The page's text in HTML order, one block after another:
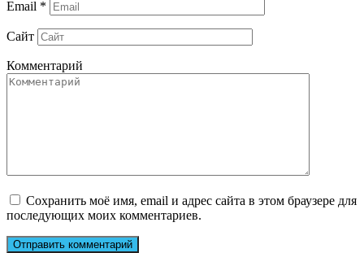
Email *
Сайт
Комментарий
Сохранить моё имя, email и адрес сайта в этом браузере для
последующих моих комментариев.